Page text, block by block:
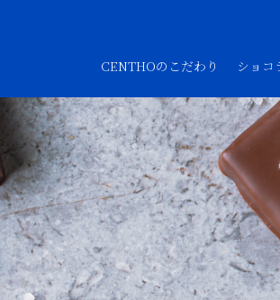
CENTHOのこだわり ショコ